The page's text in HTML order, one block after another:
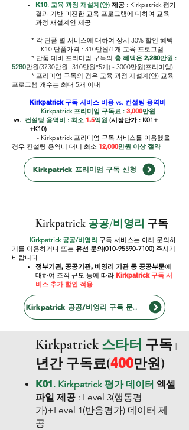
K10. 교육 과정 재설계(안) 제공 : Kirkpatrick 평가
결과 기반 미진한 교육 프로그램에 대하여 교육
과정 재설계안 제공
* 각 단품 별 서비스에 대하여 상시 30% 할인 혜택
- K10 단품가격 : 310만원/1개 교육 프로그램
* 단품 대비 프리미엄 구독의 총 혜택은 2,280만원 :
5280만원(3730만원+310만원*5개) - 3000만원(프리미엄)
* 프리미엄 구독의 경우 교육 과정 재설계(안) 교육
프로그램 개수는 최대 5개 이내
Kirkpatrick구독 서비스 비용 vs. 컨설팅 용역비
- Kirkpatrick 프리미엄 구독료 : 3,000만원
vs. 컨설팅 용역비 : 최소 1.5억원 (시장단가 : K01+
········· +K10)
- Kirkpatrick 프리미엄 구독 서비스를 이용했을
경우 컨설팅 용역비 대비 최소 12,000만원 이상 절약
Kirkpatrick 프리미엄 구독 신청
Kirkpatrick 공공/비영리 구독
Kirkpatrick 공공/비영리 구독 서비스는 아래 문의하
기를 이용하거나 또는 유선 문의(010-95590-7100) 주시기
바랍니다
정부기관, 공공기관, 비영리 기관 등 공공부문에
대하여 조직 규모 등에 따라 Kirkpatrick 구독 서
비스 추가 할인 적용
Kirkpatrick 공공/비영리 구독 문의하기
Kirkpatrick스타터 구독
년간 구독료(400만원)
K01. Kirkpatrick 평가 데이터 엑셀
파일 제공 : Level 3(행동평
가)+Level 1(반응평가) 데이터 제
공